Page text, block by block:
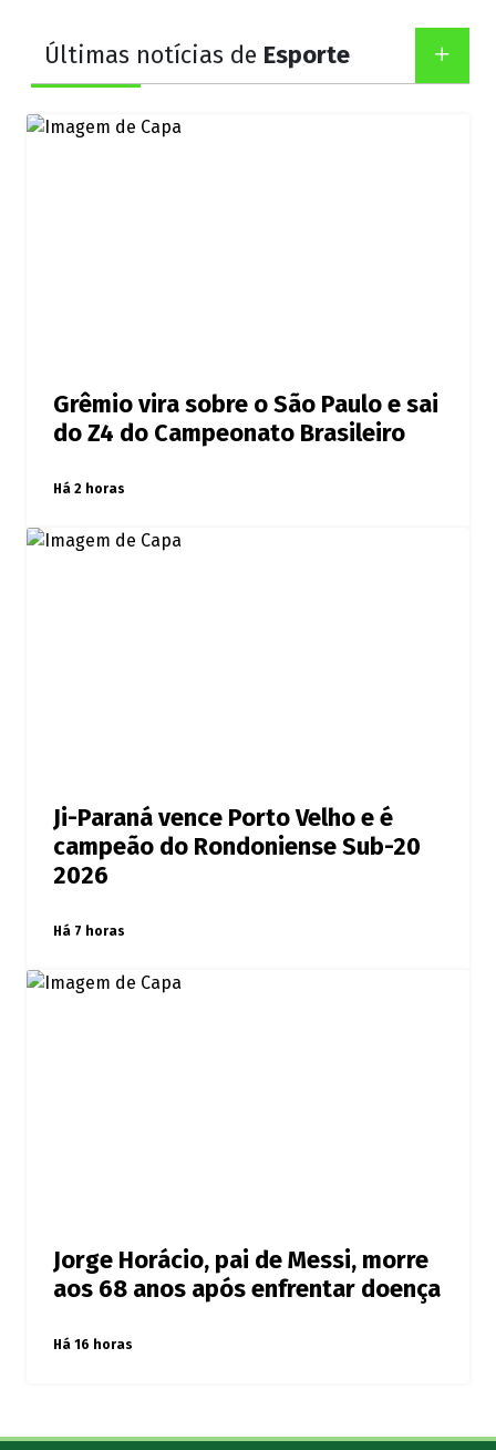
Últimas notícias de Esporte
Grêmio vira sobre o São Paulo e sai
do Z4 do Campeonato Brasileiro
Há 2 horas
Ji-Paraná vence Porto Velho e é
campeão do Rondoniense Sub-20
2026
Há 7 horas
Jorge Horácio, pai de Messi, morre
aos 68 anos após enfrentar doença
Há 16 horas